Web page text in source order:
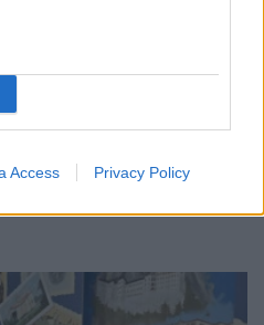
Access Privacy Policy
ανέδειξε τη
Πόντου στις
στους Πρόποδες